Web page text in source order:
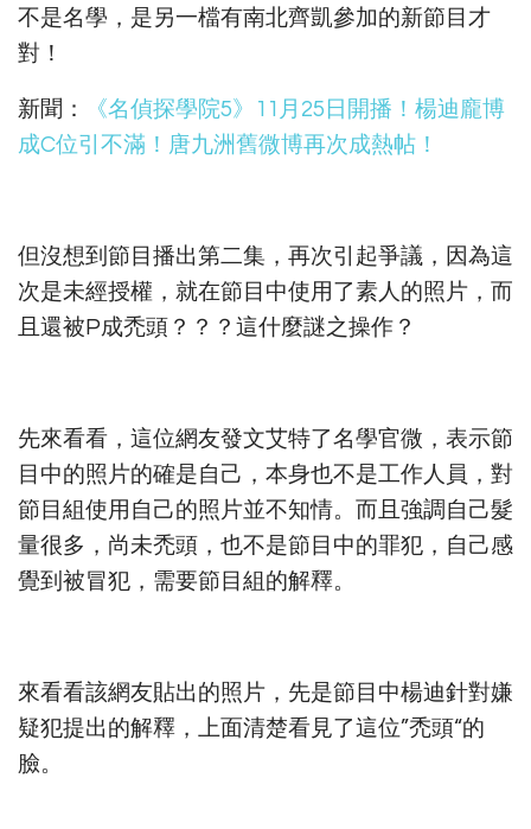
不是名學，是另一檔有南北齊凱參加的新節目才
對！
新聞：
《名偵探學院5》11月25日開播！楊迪龐博
成C位引不滿！唐九洲舊微博再次成熱帖！
但沒想到節目播出第二集，再次引起爭議，因為這
次是未經授權，就在節目中使用了素人的照片，而
且還被P成禿頭？？？這什麼謎之操作？
先來看看，這位網友發文艾特了名學官微，表示節
目中的照片的確是自己，本身也不是工作人員，對
節目組使用自己的照片並不知情。而且強調自己髮
量很多，尚未禿頭，也不是節目中的罪犯，自己感
覺到被冒犯，需要節目組的解釋。
來看看該網友貼出的照片，先是節目中楊迪針對嫌
疑犯提出的解釋，上面清楚看見了這位”禿頭“的
臉。